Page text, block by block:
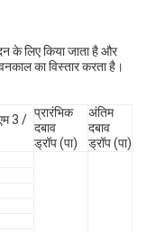
के लिए किया जाता है और
का विस्तार करता है।
3 / प्रारंभिक
दबाव
ड्रॉप (पा)
अंतिम
दबाव
ड्रॉप (पा)